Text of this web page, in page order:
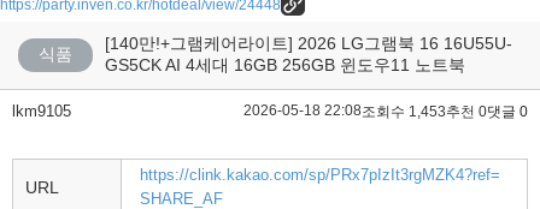
https://party.inven.co.kr/hotdeal/view/24448
식품
[140만!+그램케어라이트] 2026 LG그램북 16 16U55U-
GS5CK AI 4세대 16GB 256GB 윈도우11 노트북
lkm9105 2026-05-18 22:08조회수 1,453추천 0댓글 0
URL
https://clink.kakao.com/sp/PRx7pIzIt3rgMZK4?ref=
SHARE_AF